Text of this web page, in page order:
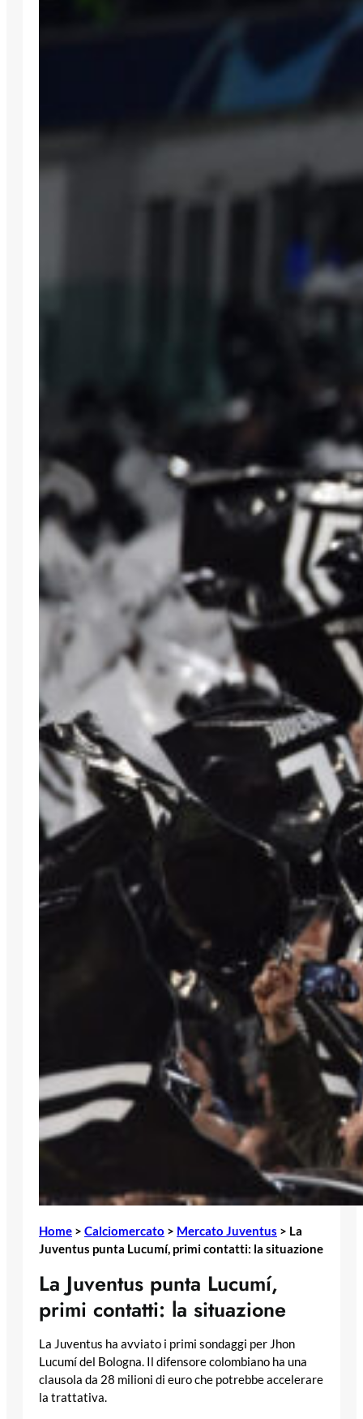
Home > Calciomercato > Mercato Juventus > La
Juventus punta Lucumí, primi contatti: la situazione
La Juventus punta Lucumí,
primi contatti: la situazione
La Juventus ha avviato i primi sondaggi per Jhon
Lucumí del Bologna. Il difensore colombiano ha una
clausola da 28 milioni di euro che potrebbe accelerare
la trattativa.